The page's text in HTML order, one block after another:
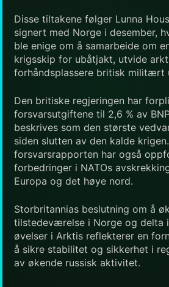
Disse tiltakene følger Lunna
signert med Norge i desember,
ble enige om å samarbeide om
krigsskip for ubåtjakt, utvide
forhåndsplassere britisk militært
Den britiske regjeringen har
forsvarsutgiftene til 2,6 % av
beskrives som den største
siden slutten av den kalde
forsvarsrapporten har også
forbedringer i NATOs
Europa og det høye nord.
Storbritannias beslutning om å
tilstedeværelse i Norge og delta
øvelser i Arktis reflekterer en
å sikre stabilitet og sikkerhet i
av økende russisk aktivitet.